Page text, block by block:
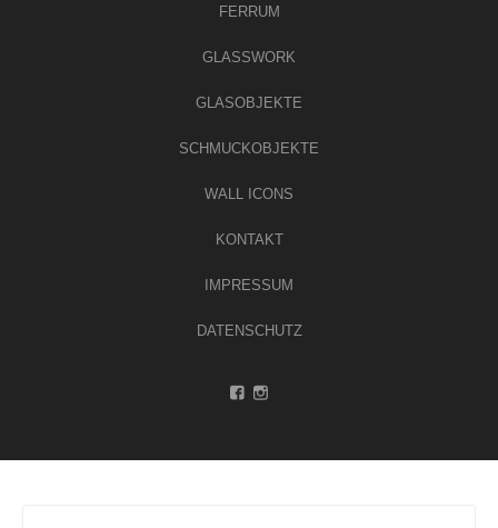
FERRUM
GLASSWORK
GLASOBJEKTE
SCHMUCKOBJEKTE
WALL ICONS
KONTAKT
IMPRESSUM
DATENSCHUTZ